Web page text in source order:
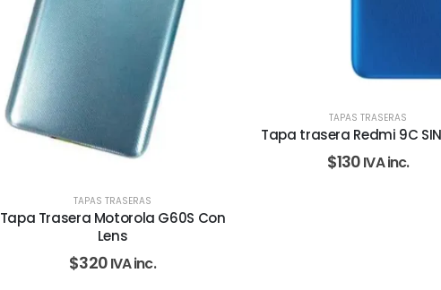
TAPAS TRASERAS
Tapa Trasera Motorola G60S Con
Lens
$320IVA inc.
TAPAS TRASERAS
Tapa trasera Redmi 9C SIN
$130IVA inc.